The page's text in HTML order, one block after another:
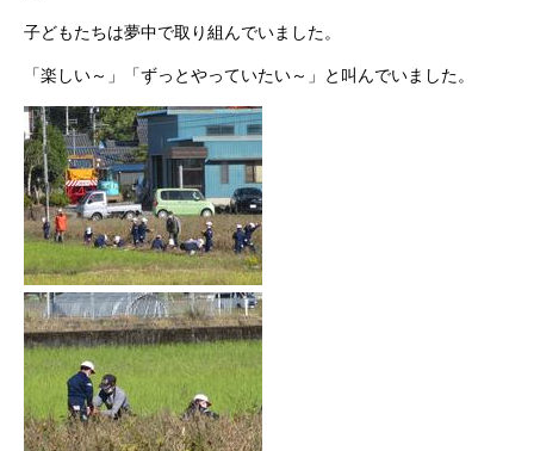
子どもたちは夢中で取り組んでいました。
「楽しい～」「ずっとやっていたい～」と叫んでいました。